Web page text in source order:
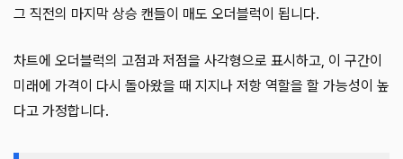
그 직전의 마지막 상승 캔들이 매도 오더블럭이 됩니다.
차트에 오더블럭의 고점과 저점을 사각형으로 표시하고, 이 구간이
미래에 가격이 다시 돌아왔을 때 지지나 저항 역할을 할 가능성이 높
다고 가정합니다.